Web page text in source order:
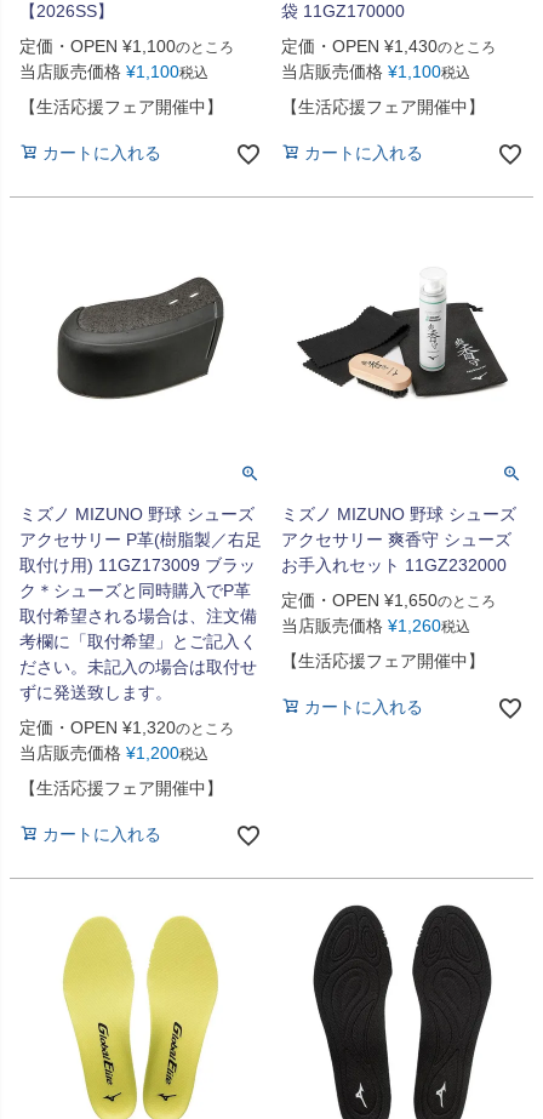
【2026SS】
定価・OPEN ¥1,100のところ
当店販売価格 ¥1,100税込
【生活応援フェア開催中】
カートに入れる
袋 11GZ170000
定価・OPEN ¥1,430のところ
当店販売価格 ¥1,100税込
【生活応援フェア開催中】
カートに入れる
ミズノ MIZUNO 野球 シューズ
アクセサリー P革(樹脂製／右足
取付け用) 11GZ173009 ブラッ
ク＊シューズと同時購入でP革
取付希望される場合は、注文備
考欄に「取付希望」とご記入く
ださい。未記入の場合は取付せ
ずに発送致します。
定価・OPEN ¥1,320のところ
当店販売価格 ¥1,200税込
【生活応援フェア開催中】
カートに入れる
ミズノ MIZUNO 野球 シューズ
アクセサリー 爽香守 シューズ
お手入れセット 11GZ232000
定価・OPEN ¥1,650のところ
当店販売価格 ¥1,260税込
【生活応援フェア開催中】
カートに入れる